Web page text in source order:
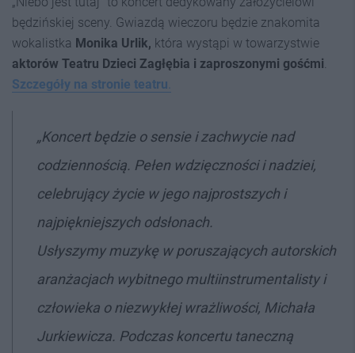
będzińskiej sceny. Gwiazdą wieczoru będzie znakomita
wokalistka Monika Urlik, która wystąpi w towarzystwie
aktorów Teatru Dzieci Zagłębia i zaproszonymi gośćmi.
Szczegóły na stronie teatru.
„Koncert będzie o sensie i zachwycie nad
codziennością. Pełen wdzięczności i nadziei,
celebrujący życie w jego najprostszych i
najpiękniejszych odsłonach.
Usłyszymy muzykę w poruszających autorskich
aranżacjach wybitnego multiinstrumentalisty i
człowieka o niezwykłej wrażliwości, Michała
Jurkiewicza. Podczas koncertu taneczną